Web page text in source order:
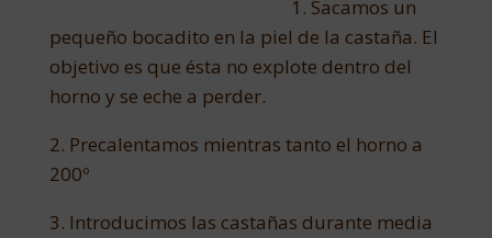
1. Sacamos un
pequeño bocadito en la piel de la castaña. El
objetivo es que ésta no explote dentro del
horno y se eche a perder.
2. Precalentamos mientras tanto el horno a
200º
3. Introducimos las castañas durante media